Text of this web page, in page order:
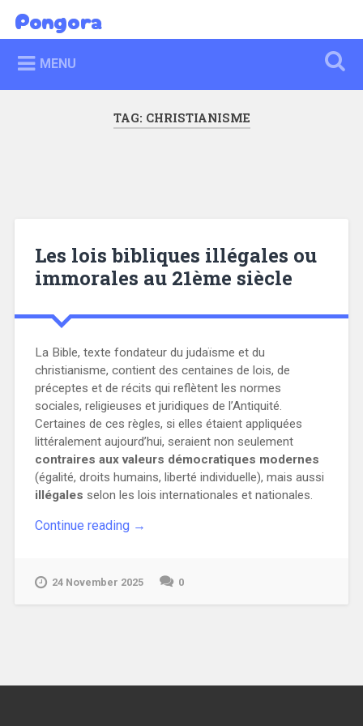
content
Search
Pongora
MENU
TAG: CHRISTIANISME
Les lois bibliques illégales ou
immorales au 21ème siècle
La Bible, texte fondateur du judaïsme et du
christianisme, contient des centaines de lois, de
préceptes et de récits qui reflètent les normes
sociales, religieuses et juridiques de l’Antiquité.
Certaines de ces règles, si elles étaient appliquées
littéralement aujourd’hui, seraient non seulement
contraires aux valeurs démocratiques modernes
(égalité, droits humains, liberté individuelle), mais aussi
illégales selon les lois internationales et nationales.
Continue reading “Les
ou
→
24 November 2025 0